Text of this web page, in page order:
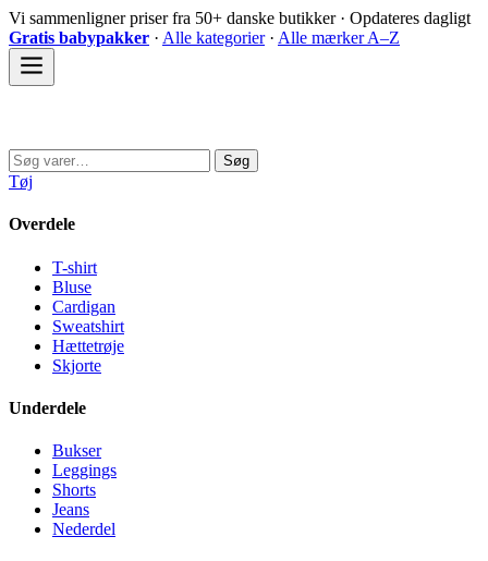
Spring
til
indhold
Vi sammenligner priser fra 50+ danske butikker · Opdateres dagligt
Gratis babypakker · Alle kategorier· Alle mærker A–Z
Søg
efter:
Søg
Tøj
Overdele
T-shirt
Bluse
Cardigan
Sweatshirt
Hættetrøje
Skjorte
Underdele
Bukser
Leggings
Shorts
Jeans
Nederdel